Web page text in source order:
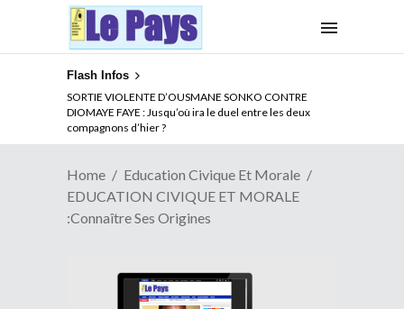
Flash Infos
SORTIE VIOLENTE D’OUSMANE SONKO CONTRE
DIOMAYE FAYE : Jusqu’où ira le duel entre les deux
compagnons d’hier ?
Home
Education Civique Et Morale
EDUCATION CIVIQUE ET MORALE
:Connaître Ses Origines